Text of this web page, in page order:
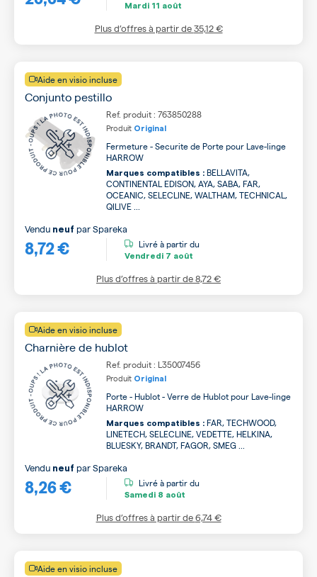
Mardi 11 août
Plus d’offres à partir de35,12 €
Aide en visio incluse
Conjunto pestillo
Ref. produit : 763850288
Produit Original
Fermeture - Securite de Porte pour Lave-linge
HARROW
Marques compatibles : BELLAVITA,
CONTINENTAL EDISON, AYA, SABA, FAR,
OCEANIC, SELECLINE, WALTHAM, TECHNICAL,
QILIVE ...
8,72 €
Vendu neuf parSpareka
Livré à partir du
Vendredi 7 août
Plus d’offres à partir de8,72 €
Aide en visio incluse
Charnière de hublot
Ref. produit : L35007456
Produit Original
Porte - Hublot - Verre de Hublot pour Lave-linge
HARROW
Marques compatibles : FAR, TECHWOOD,
LINETECH, SELECLINE, VEDETTE, HELKINA,
BLUESKY, BRANDT, FAGOR, SMEG ...
8,26 €
Vendu neuf parSpareka
Livré à partir du
Samedi 8 août
Plus d’offres à partir de6,74 €
Aide en visio incluse